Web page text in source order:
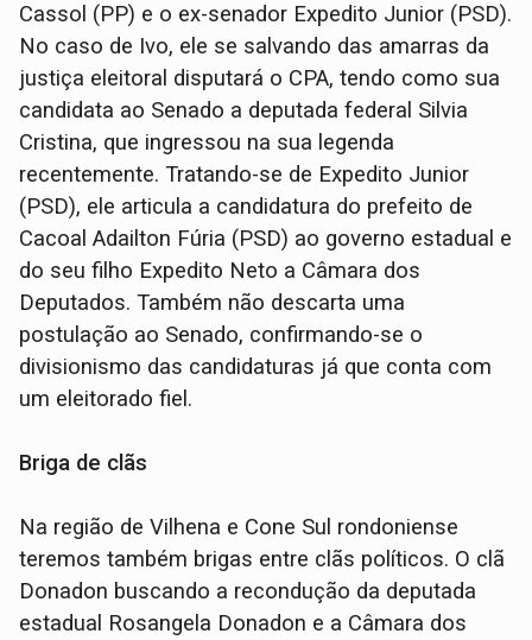
Cassol (PP) e o ex-senador Expedito Junior (PSD).
No caso de Ivo, ele se salvando das amarras da
justiça eleitoral disputará o CPA, tendo como sua
candidata ao Senado a deputada federal Silvia
Cristina, que ingressou na sua legenda
recentemente. Tratando-se de Expedito Junior
(PSD), ele articula a candidatura do prefeito de
Cacoal Adailton Fúria (PSD) ao governo estadual e
do seu filho Expedito Neto a Câmara dos
Deputados. Também não descarta uma
postulação ao Senado, confirmando-se o
divisionismo das candidaturas já que conta com
um eleitorado fiel.
Briga de clãs
Na região de Vilhena e Cone Sul rondoniense
teremos também brigas entre clãs políticos. O clã
Donadon buscando a recondução da deputada
estadual Rosangela Donadon e a Câmara dos